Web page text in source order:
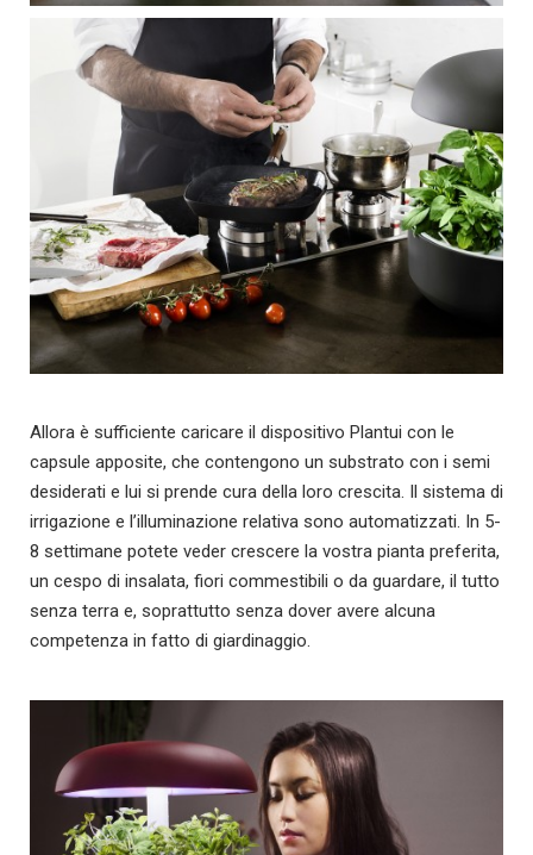
Allora è sufficiente caricare il dispositivo Plantui con le
capsule apposite, che contengono un substrato con i semi
desiderati e lui si prende cura della loro crescita. Il sistema di
irrigazione e l’illuminazione relativa sono automatizzati. In 5-
8 settimane potete veder crescere la vostra pianta preferita,
un cespo di insalata, fiori commestibili o da guardare, il tutto
senza terra e, soprattutto senza dover avere alcuna
competenza in fatto di giardinaggio.